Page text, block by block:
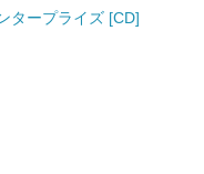
タープライズ [CD]